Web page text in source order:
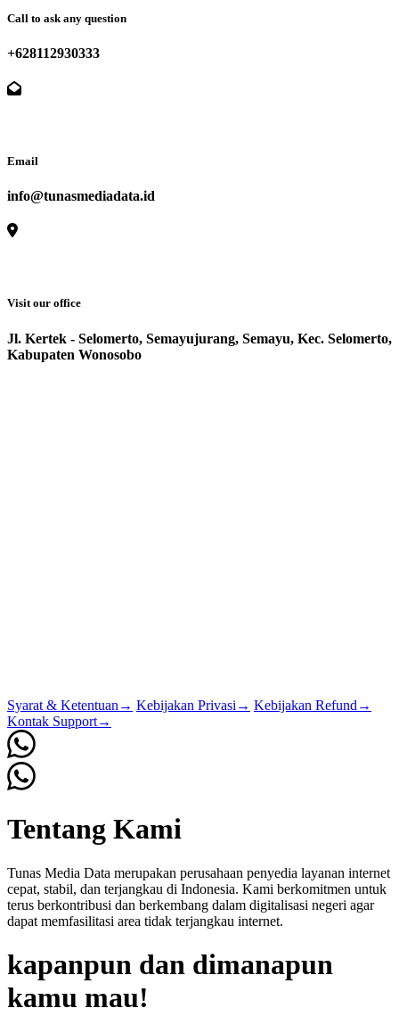
Call to ask any question
+628112930333
Email
info@tunasmediadata.id
Visit our office
Jl. Kertek - Selomerto, Semayujurang, Semayu, Kec. Selomerto,
Kabupaten Wonosobo
Syarat & Ketentuan → Kebijakan Privasi → Kebijakan Refund →
Kontak Support→
Tentang Kami
Tunas Media Data merupakan perusahaan penyedia layanan internet
cepat, stabil, dan terjangkau di Indonesia. Kami berkomitmen untuk
terus berkontribusi dan berkembang dalam digitalisasi negeri agar
dapat memfasilitasi area tidak terjangkau internet.
kapanpun dan dimanapun
kamu mau!